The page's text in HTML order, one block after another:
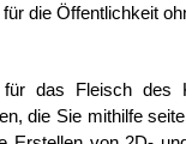
die Öffentlichkeit
das Fleisch des
die Sie mithilfe